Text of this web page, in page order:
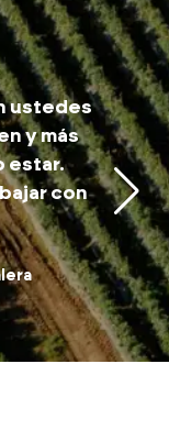
ustedes
y más
estar.
con